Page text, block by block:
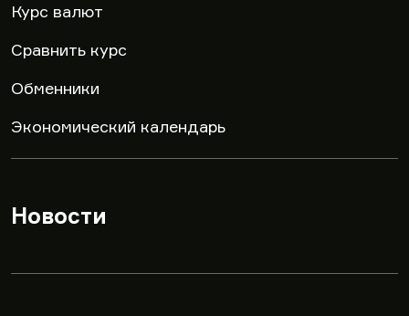
Курс валют
Сравнить курс
Обменники
Экономический календарь
Новости